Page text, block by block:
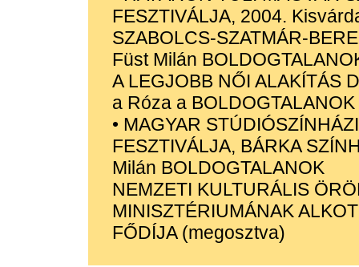
FESZTIVÁLJA, 2004.
SZABOLCS-SZATMÁR-
Füst Milán
A LEGJOBB NŐI ALAKÍTÁS
a Róza a
• MAGYAR
FESZTIVÁLJA, BÁRKA
Milán BOLDOGTALANOK
NEMZETI KULTURÁLIS
MINISZTÉRIUMÁNAK
FŐDÍJA (megosztva)